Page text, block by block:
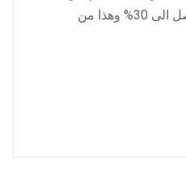
فوم بالرياض بالخصم يصل الى 30% وهذا من